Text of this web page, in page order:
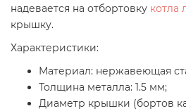
надевается на отбортовку котла
крышку.
Характеристики:
Материал: нержавеющая
Толщина металла: 1.5 мм;
Диаметр крышки (бортов